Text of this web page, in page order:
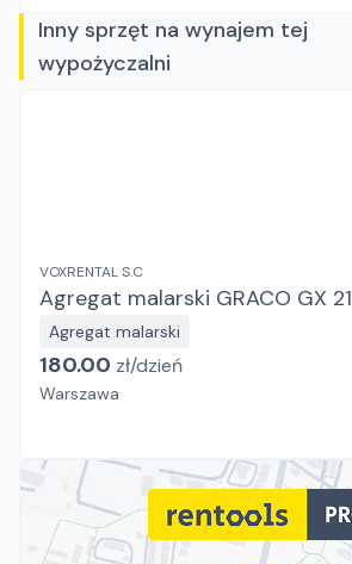
Inny sprzęt na wynajem tej
wypożyczalni
VOXRENTAL S.C
Agregat malarski GRACO GX 21
Agregat malarski
180.00 zł/dzień
Warszawa